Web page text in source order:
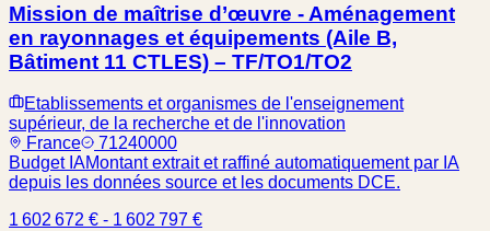
Mission de maîtrise d’œuvre - Aménagement
en rayonnages et équipements (Aile B,
Bâtiment 11 CTLES) – TF/TO1/TO2
Etablissements et organismes de l'enseignement
supérieur, de la recherche et de l'innovation
France
71240000
Budget IAMontant extrait et raffiné automatiquement par IA
depuis les données source et les documents DCE.
1 602 672 € - 1 602 797 €